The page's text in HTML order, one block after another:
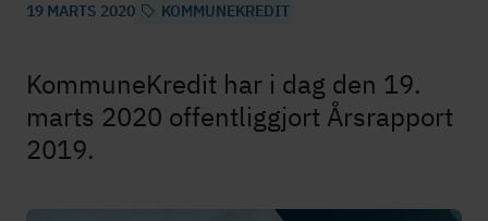
19 MARTS 2020 KOMMUNEKREDIT
KommuneKredit har i dag den 19.
marts 2020 offentliggjort Årsrapport
2019.